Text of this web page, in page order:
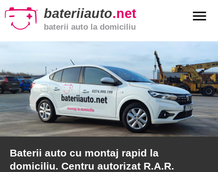
bateriiauto.net
baterii auto la domiciliu
menu
Baterii
moto
Baterii
de
camion
Baterii auto cu montaj rapid la
domiciliu. Centru autorizat R.A.R.